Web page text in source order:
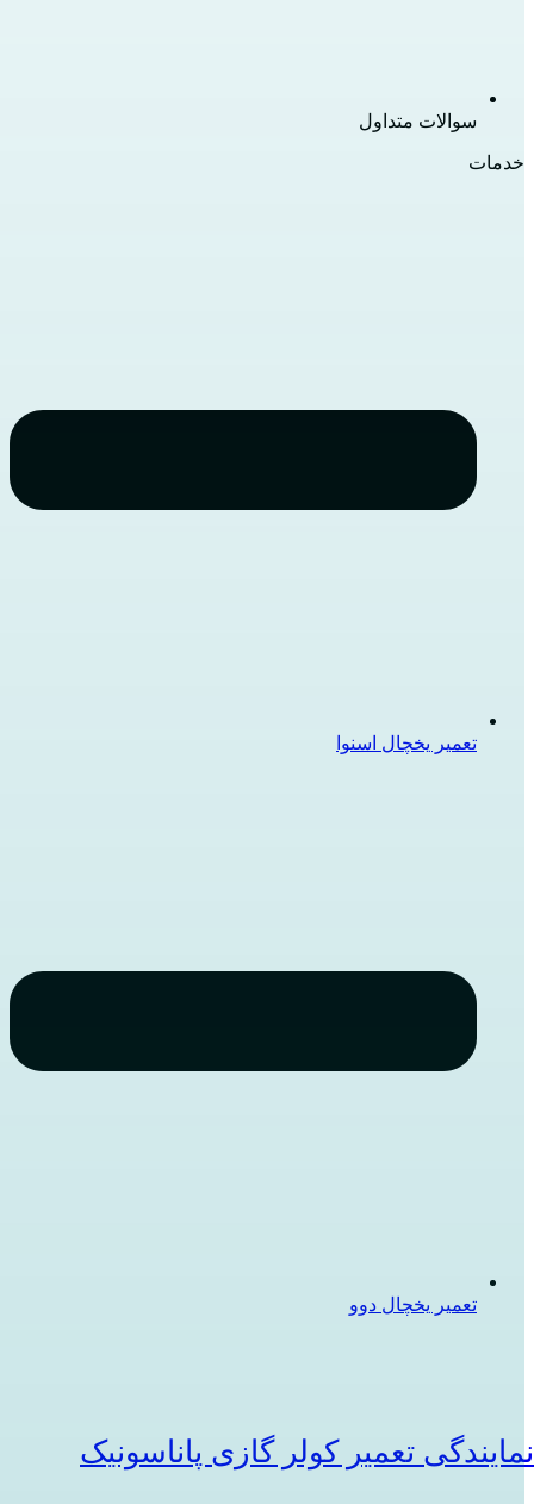
تعمیر کولر گازی پاناسونیک
سوالات متداول
خدمات
تعمیر یخچال اسنوا
تعمیر یخچال دوو